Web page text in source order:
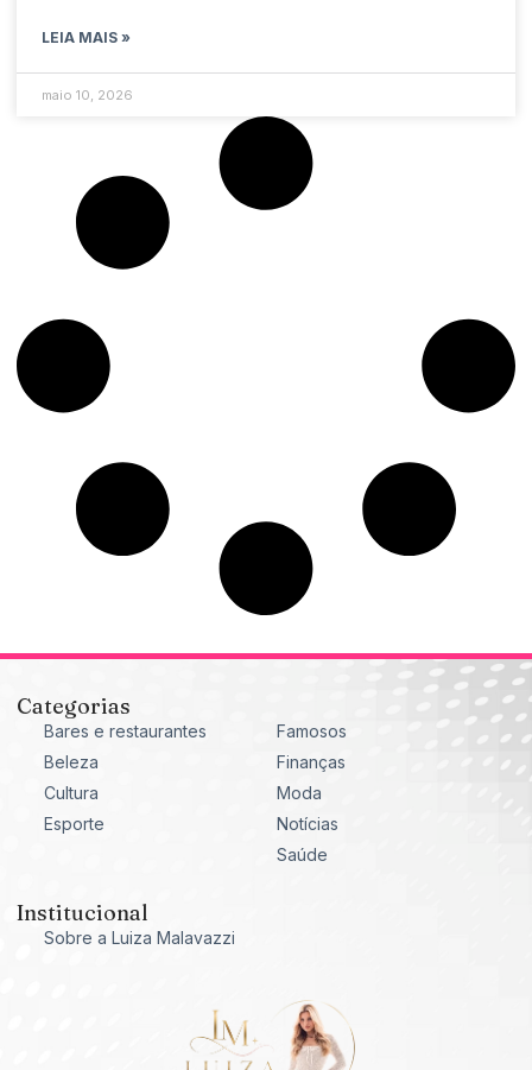
LEIA MAIS »
maio 10, 2026
Categorias
Bares e restaurantes
Beleza
Cultura
Esporte
Famosos
Finanças
Moda
Notícias
Saúde
Institucional
Sobre a Luiza Malavazzi